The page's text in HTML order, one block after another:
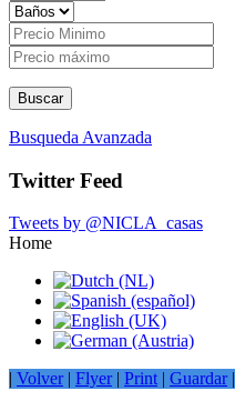
Buscar
Busqueda Avanzada
Twitter Feed
Tweets by @NICLA_casas
Home
| Volver| Flyer| Print| Guardar|